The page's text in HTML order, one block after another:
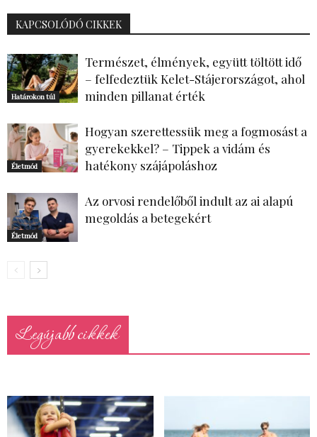
KAPCSOLÓDÓ CIKKEK
Határokon túl
Természet, élmények, együtt töltött idő
– felfedeztük Kelet-Stájerországot, ahol
minden pillanat érték
Életmód
Hogyan szerettessük meg a fogmosást a
gyerekekkel? – Tippek a vidám és
hatékony szájápoláshoz
Életmód
Az orvosi rendelőből indult az ai alapú
megoldás a betegekért
Legújabb cikkek